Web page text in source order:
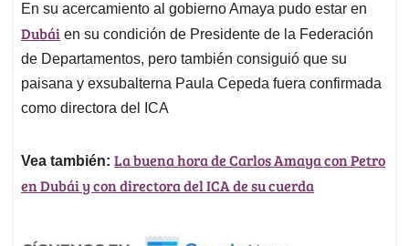
En su acercamiento al gobierno Amaya pudo estar en
Dubái en su condición de Presidente de la Federación
de Departamentos, pero también consiguió que su
paisana y exsubalterna Paula Cepeda fuera confirmada
como directora del ICA
Vea también: La buena hora de Carlos Amaya con Petro
en Dubái y con directora del ICA de su cuerda